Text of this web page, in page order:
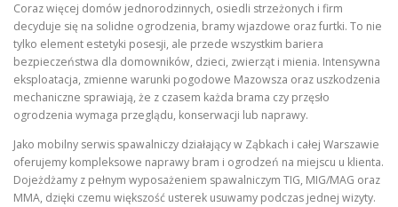
Coraz więcej domów jednorodzinnych, osiedli strzeżonych i firm
decyduje się na solidne ogrodzenia, bramy wjazdowe oraz furtki. To nie
tylko element estetyki posesji, ale przede wszystkim bariera
bezpieczeństwa dla domowników, dzieci, zwierząt i mienia. Intensywna
eksploatacja, zmienne warunki pogodowe Mazowsza oraz uszkodzenia
mechaniczne sprawiają, że z czasem każda brama czy przęsło
ogrodzenia wymaga przeglądu, konserwacji lub naprawy.
Jako mobilny serwis spawalniczy działający w Ząbkach i całej Warszawie
oferujemy kompleksowe naprawy bram i ogrodzeń na miejscu u klienta.
Dojeżdżamy z pełnym wyposażeniem spawalniczym TIG, MIG/MAG oraz
MMA, dzięki czemu większość usterek usuwamy podczas jednej wizyty.